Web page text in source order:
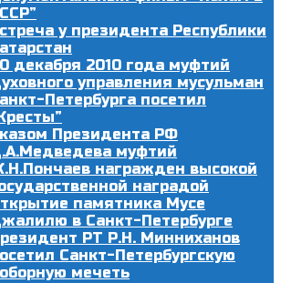
у президента Республики
декабря 2010 года муфтий
управления мусульман
Петербурга посетил
Президента РФ
муфтий
награжден высокой
наградой
памятника Мусе
в Санкт-Петербурге
РТ Р.Н. Минниханов
Санкт-Петербургскую
мечеть